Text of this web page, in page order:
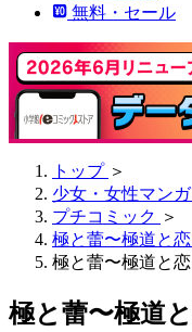
無料・セール
トップ ＞
少女・女性マンガ
プチコミック ＞
極と蕾〜極道と
極と蕾〜極道と
極と蕾〜極道